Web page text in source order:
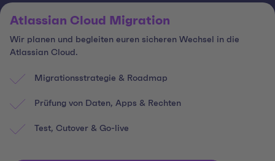
Atlassian Cloud Migration
Wir planen und begleiten euren sicheren Wechsel in die
Atlassian Cloud.
Migrationsstrategie & Roadmap
Prüfung von Daten, Apps & Rechten
Test, Cutover & Go-live